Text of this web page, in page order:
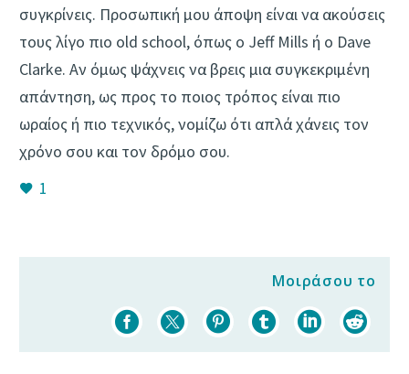
συγκρίνεις. Προσωπική μου άποψη είναι να ακούσεις
τους λίγο πιο old school, όπως ο Jeff Mills ή o Dave
Clarke. Αν όμως ψάχνεις να βρεις μια συγκεκριμένη
απάντηση, ως προς το ποιος τρόπος είναι πιο
ωραίος ή πιο τεχνικός, νομίζω ότι απλά χάνεις τον
χρόνο σου και τον δρόμο σου.
1
Μοιράσου το